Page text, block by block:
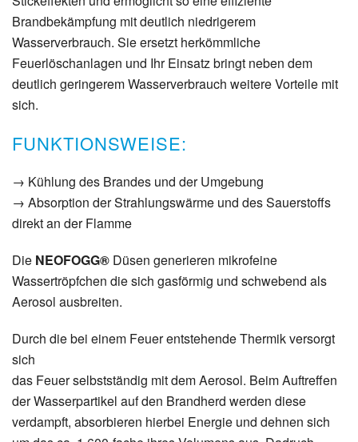
Brandbekämpfung mit deutlich niedrigerem
Wasserverbrauch. Sie ersetzt herkömmliche
Feuerlöschanlagen und Ihr Einsatz bringt neben dem
deutlich geringerem Wasserverbrauch weitere Vorteile mit
sich.
FUNKTIONSWEISE:
→ Kühlung des Brandes und der Umgebung
→ Absorption der Strahlungswärme und des Sauerstoffs
direkt an der Flamme
Die NEOFOGG® Düsen generieren mikrofeine
Wassertröpfchen die sich gasförmig und schwebend als
Aerosol ausbreiten.
Durch die bei einem Feuer entstehende Thermik versorgt
sich
das Feuer selbstständig mit dem Aerosol. Beim Auftreffen
der Wasserpartikel auf den Brandherd werden diese
verdampft, absorbieren hierbei Energie und dehnen sich